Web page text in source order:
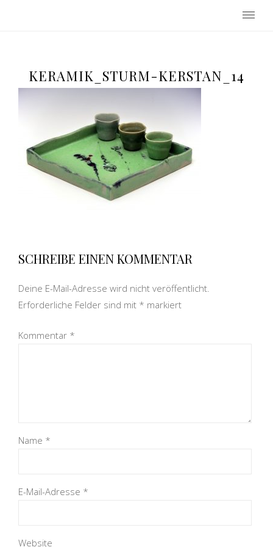
Keramikwerkstatt Beatrix Sturm-
KERAMIK_STURM-KERSTAN_14
SCHREIBE EINEN KOMMENTAR
Deine E-Mail-Adresse wird nicht veröffentlicht.
Erforderliche Felder sind mit * markiert
Kommentar *
Name *
E-Mail-Adresse *
Website